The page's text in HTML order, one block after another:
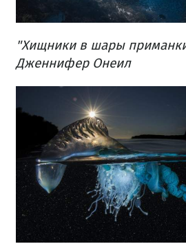
"Хищники в шары
Дженнифер Онеил